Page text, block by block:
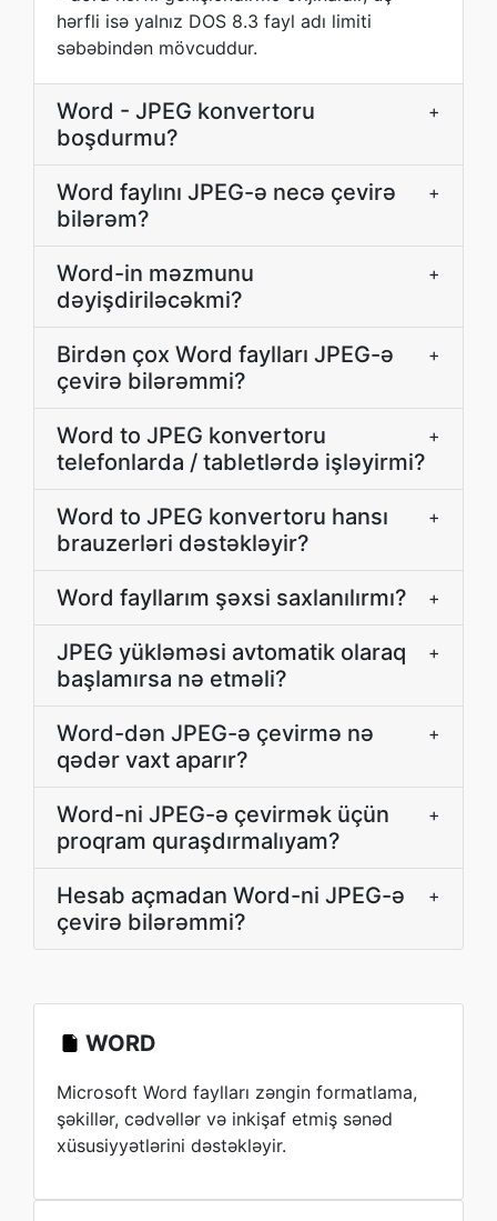
hərfli isə yalnız DOS 8.3 fayl adı limiti
səbəbindən mövcuddur.
Word - JPEG konvertoru
boşdurmu?
+
Word faylını JPEG-ə necə çevirə
bilərəm?
+
Word-in məzmunu
dəyişdiriləcəkmi?
+
Birdən çox Word faylları JPEG-ə
çevirə bilərəmmi?
+
Word to JPEG konvertoru
telefonlarda / tabletlərdə işləyirmi?
+
Word to JPEG konvertoru hansı
brauzerləri dəstəkləyir?
+
Word fayllarım şəxsi saxlanılırmı? +
JPEG yükləməsi avtomatik olaraq
başlamırsa nə etməli?
+
Word-dən JPEG-ə çevirmə nə
qədər vaxt aparır?
+
Word-ni JPEG-ə çevirmək üçün
proqram quraşdırmalıyam?
+
Hesab açmadan Word-ni JPEG-ə
çevirə bilərəmmi?
+
WORD
Microsoft Word faylları zəngin formatlama,
şəkillər, cədvəllər və inkişaf etmiş sənəd
xüsusiyyətlərini dəstəkləyir.